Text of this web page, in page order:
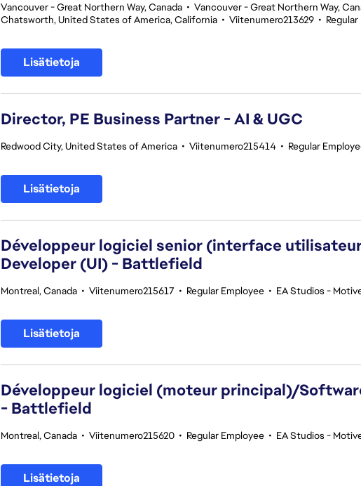
Vancouver - Great Northern Way, Canada • Vancouver - Great Northern Way,
Chatsworth, United States of America, California • Viitenumero213629 •
Lisätietoja
Director, PE Business Partner - AI & UGC
Redwood City, United States of America • Viitenumero215414 • Regular
Lisätietoja
Développeur logiciel senior (interface
Developer (UI) - Battlefield
Montreal, Canada • Viitenumero215617 • Regular Employee • EA Studios -
Lisätietoja
Développeur logiciel (moteur principal)/
- Battlefield
Montreal, Canada • Viitenumero215620 • Regular Employee • EA Studios -
Lisätietoja